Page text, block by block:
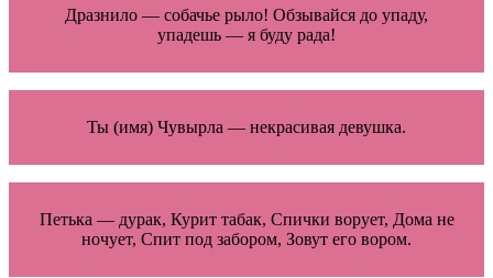
Дразнило — собачье рыло! Обзывайся до упаду,
упадешь — я буду рада!
Ты (имя) Чувырла — некрасивая девушка.
Петька — дурак, Курит табак, Спички ворует, Дома не
ночует, Спит под забором, Зовут его вором.